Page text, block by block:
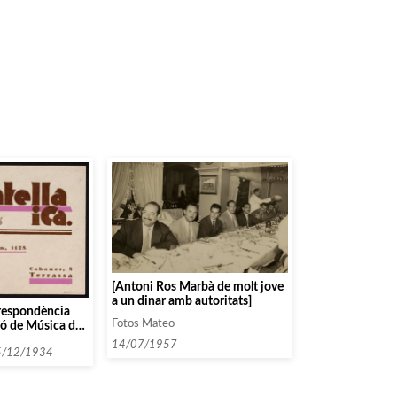
de Música da
amb la
12/1934
[Antoni Ros Marbà de molt jove
a un dinar amb autoritats]
Fotos Mateo
14/07/1957